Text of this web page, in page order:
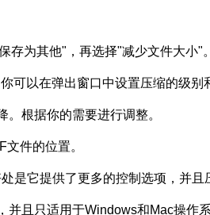
存为其他"，再选择"减少文件大小"。
可以在弹出窗口中设置压缩的级别
根据你的需要进行调整。
件的位置。
是它提供了更多的控制选项，并且
且只适用于Windows和Mac操作系